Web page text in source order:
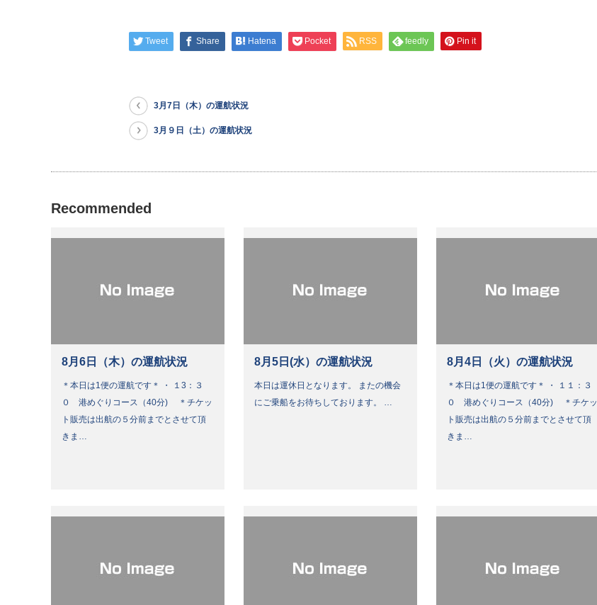
Tweet Share Hatena Pocket RSS feedly Pin it
3月7日（木）の運航状況
3月９日（土）の運航状況
Recommended
8月6日（木）の運航状況
＊本日は1便の運航です＊ ・ １3：３
０ 港めぐりコース（40分) ＊チケッ
ト販売は出航の５分前までとさせて頂
きま…
8月5日(水）の運航状況
本日は運休日となります。 またの機会
にご乗船をお待ちしております。 …
8月4日（火）の運航状況
＊本日は1便の運航です＊ ・ １１：３
０ 港めぐりコース（40分) ＊チケッ
ト販売は出航の５分前までとさせて頂
きま…